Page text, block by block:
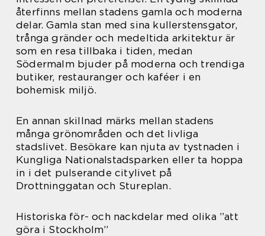
återfinns mellan stadens gamla och moderna
delar. Gamla stan med sina kullerstensgator,
trånga gränder och medeltida arkitektur är
som en resa tillbaka i tiden, medan
Södermalm bjuder på moderna och trendiga
butiker, restauranger och kaféer i en
bohemisk miljö.
En annan skillnad märks mellan stadens
många grönområden och det livliga
stadslivet. Besökare kan njuta av tystnaden i
Kungliga Nationalstadsparken eller ta hoppa
in i det pulserande citylivet på
Drottninggatan och Stureplan.
Historiska för- och nackdelar med olika ”att
göra i Stockholm”